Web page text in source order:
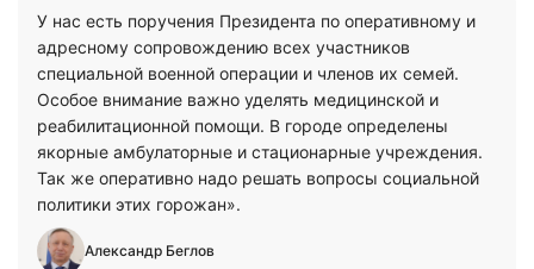
У нас есть поручения Президента по оперативному и
адресному сопровождению всех участников
специальной военной операции и членов их семей.
Особое внимание важно уделять медицинской и
реабилитационной помощи. В городе определены
якорные амбулаторные и стационарные учреждения.
Так же оперативно надо решать вопросы социальной
политики этих горожан».
Александр Беглов